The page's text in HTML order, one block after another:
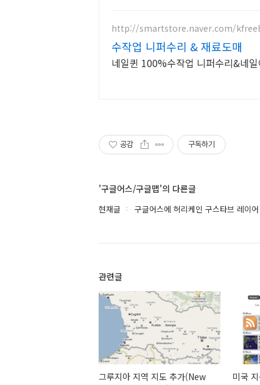
http://smartstore.naver.com/
수작업 니퍼수리 & 재료도매
네일퀸 100%수작업 니퍼수리&네
공감 구독하기
'구글어스/구글맵'의 다른글
현재글 구글어스에 허리케인 구스타브 레
관련글
그루지아 지역 지도 추가(New
미국